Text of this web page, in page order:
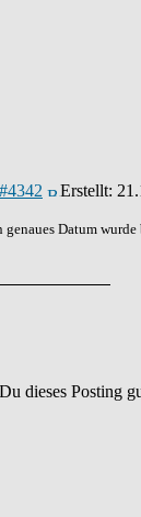
Erstellt:
genaues Datum
dieses Posting